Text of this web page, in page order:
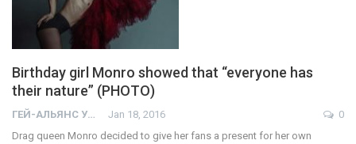
Birthday girl Monro showed that “everyone has
their nature” (PHOTO)
ГЕЙ-АЛЬЯНС УКРАИНА Jan 18, 2016
0
Drag queen Monro decided to give her fans a present for her own